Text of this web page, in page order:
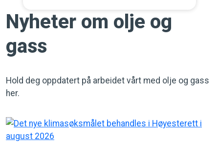
Nyheter om olje og
gass
Hold deg oppdatert på arbeidet vårt med olje og gass
her.